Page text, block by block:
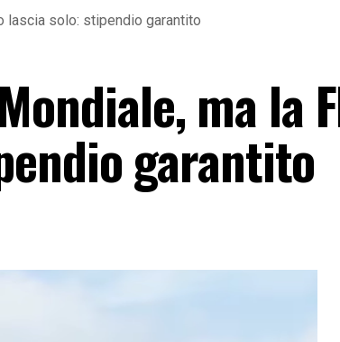
lascia solo: stipendio garantito
ma la
garantito